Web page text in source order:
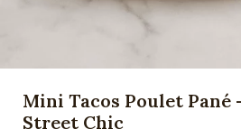
Mini Tacos Poulet Pané
Street Chic